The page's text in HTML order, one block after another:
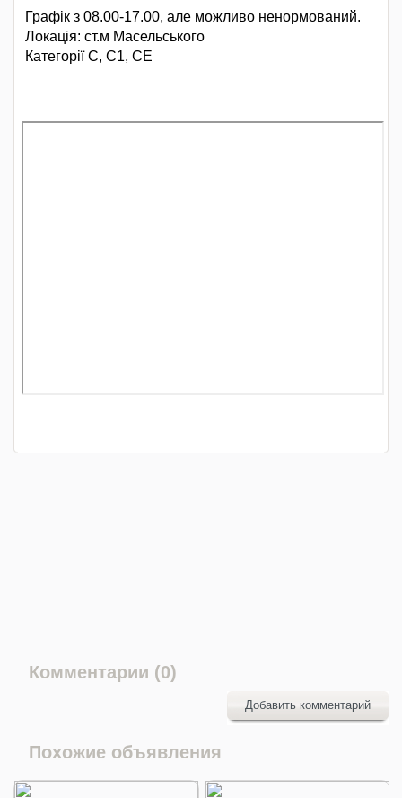
Графік з 08.00-17.00, але можливо ненормований.
Локація: ст.м Масельського
Категорії С, С1, СЕ
Комментарии (0)
Добавить комментарий
Похожие объявления